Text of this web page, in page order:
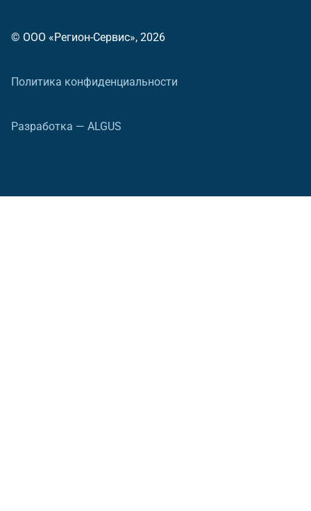
© ООО «Регион-Сервис», 2026
Политика конфиденциальности
Разработка — ALGUS